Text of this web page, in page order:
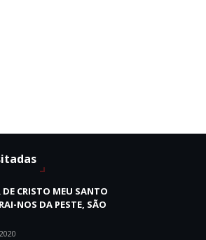
CRISTO MEU SANTO
NOS DA PESTE, SÃO